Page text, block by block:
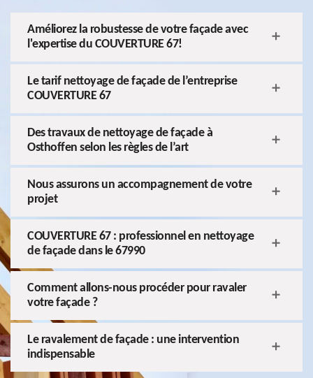
Améliorez la robustesse de votre façade avec
l'expertise du COUVERTURE 67!
Le tarif nettoyage de façade de l’entreprise
COUVERTURE 67
Des travaux de nettoyage de façade à
Osthoffen selon les règles de l’art
Nous assurons un accompagnement de votre
projet
COUVERTURE 67 : professionnel en nettoyage
de façade dans le 67990
Comment allons-nous procéder pour ravaler
votre façade ?
Le ravalement de façade : une intervention
indispensable